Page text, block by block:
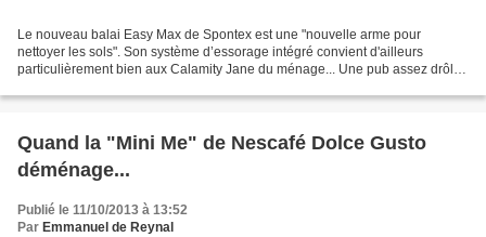
Le nouveau balai Easy Max de Spontex est une "nouvelle arme pour
nettoyer les sols". Son système d’essorage intégré convient d'ailleurs
particulièrement bien aux Calamity Jane du ménage... Une pub assez drôle
Quand la "Mini Me" de Nescafé Dolce Gusto
déménage...
Publié le 11/10/2013 à 13:52
Par Emmanuel de Reynal